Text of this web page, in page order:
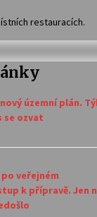
restauracích.
územní plán.
se ozvat
po veřejném
k přípravě. Jen